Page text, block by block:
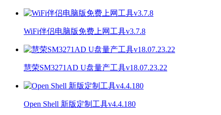
WiFi伴侣电脑版免费上网工具v3.7.8
慧荣SM3271AD U盘量产工具v18.07.23.22
Open Shell 新版定制工具v4.4.180